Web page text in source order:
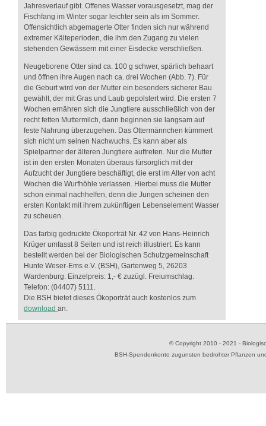
Jahresverlauf gibt. Offenes Wasser vorausgesetzt, mag der
Fischfang im Winter sogar leichter sein als im Sommer.
Offensichtlich abgemagerte Otter finden sich nur während
extremer Kälteperioden, die ihm den Zugang zu vielen
stehenden Gewässern mit einer Eisdecke verschließen.
Neugeborene Otter sind ca. 100 g schwer, spärlich behaart
und öffnen ihre Augen nach ca. drei Wochen (Abb. 7). Für
die Geburt wird von der Mutter ein besonders sicherer Bau
gewählt, der mit Gras und Laub gepolstert wird. Die ersten 7
Wochen ernähren sich die Jungtiere ausschließlich von der
recht fetten Muttermilch, dann beginnen sie langsam auf
feste Nahrung überzugehen. Das Ottermännchen kümmert
sich nicht um seinen Nachwuchs. Es kann aber als
Spielpartner der älteren Jungtiere auftreten. Nur die Mutter
ist in den ersten Monaten überaus fürsorglich mit der
Aufzucht der Jungtiere beschäftigt, die erst im Alter von acht
Wochen die Wurfhöhle verlassen. Hierbei muss die Mutter
schon einmal nachhelfen, denn die Jungen scheinen den
ersten Kontakt mit ihrem zukünftigen Lebenselement Wasser
zu scheuen.
Das farbig gedruckte Ökoporträt Nr. 42 von Hans-Heinrich
Krüger umfasst 8 Seiten und ist reich illustriert. Es kann
bestellt werden bei der Biologischen Schutzgemeinschaft
Hunte Weser-Ems e.V. (BSH), Gartenweg 5, 26203
Wardenburg. Einzelpreis: 1,- € zuzügl. Freiumschlag.
Telefon: (04407) 5111.
Die BSH bietet dieses Ökoporträt auch kostenlos zum
download an.
© Copyright 2010 - 2021 -
BSH-Spendenkonto zugunsten bedrohter Pflanzen